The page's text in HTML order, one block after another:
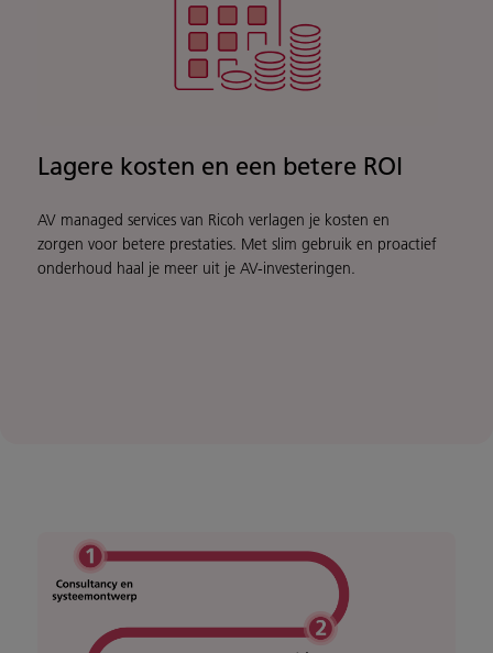
Lagere kosten en een betere ROI
AV managed services van Ricoh verlagen je kosten en
zorgen voor betere prestaties. Met slim gebruik en proactief
onderhoud haal je meer uit je AV-investeringen.